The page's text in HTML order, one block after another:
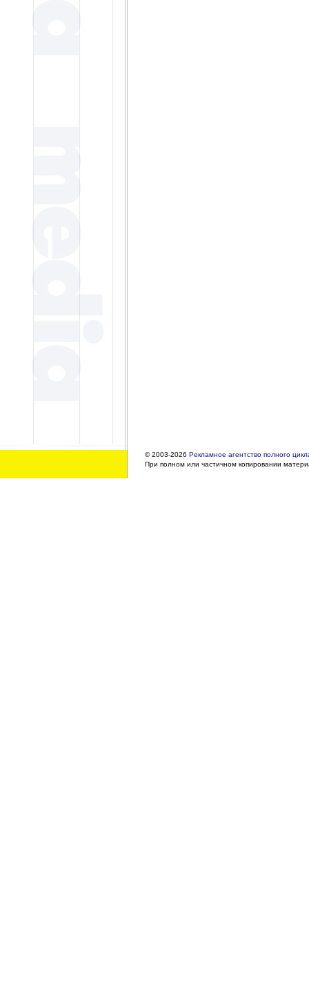
© 2003-2026 Рекламное агентство полного
При полном или частичном копировании